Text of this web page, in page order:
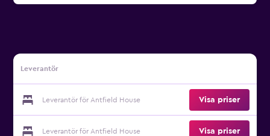
Leverantör
Leverantör för Antfield House Visa priser
Leverantör för Antfield House Visa priser